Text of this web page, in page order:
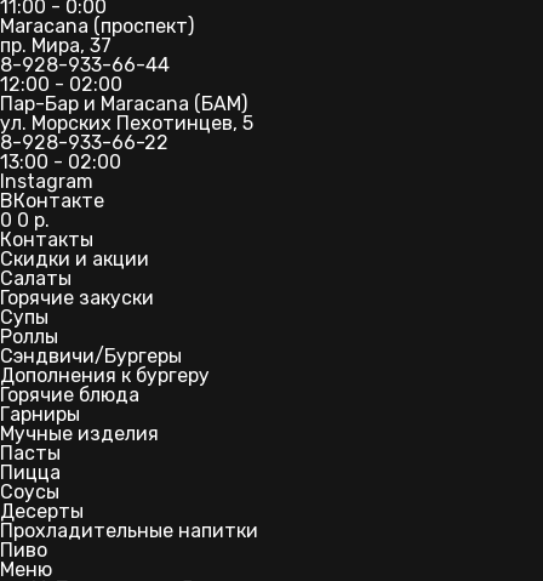
11:00 - 0:00
Maracana (проспект)
пр. Мира, 37
8-928-933-66-44
12:00 - 02:00
Пар-Бар и Maracana (БАМ)
ул. Морских Пехотинцев, 5
8-928-933-66-22
13:00 - 02:00
Instagram
ВКонтакте
0 0 р.
Контакты
Скидки и акции
Салаты
Горячие закуски
Супы
Роллы
Сэндвичи/Бургеры
Дополнения к бургеру
Горячие блюда
Гарниры
Мучные изделия
Пасты
Пицца
Соусы
Десерты
Прохладительные напитки
Пиво
Меню